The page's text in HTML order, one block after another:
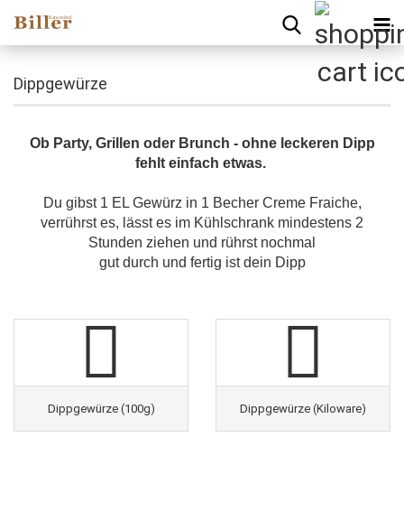
Dippgewürze
Ob Party, Grillen oder Brunch - ohne leckeren Dipp
fehlt einfach etwas.
Du gibst 1 EL Gewürz in 1 Becher Creme Fraiche,
verrührst es, lässt es im Kühlschrank mindestens 2
Stunden ziehen und rührst nochmal
gut durch und fertig ist dein Dipp
Dippgewürze (100g) Dippgewürze (Kiloware)